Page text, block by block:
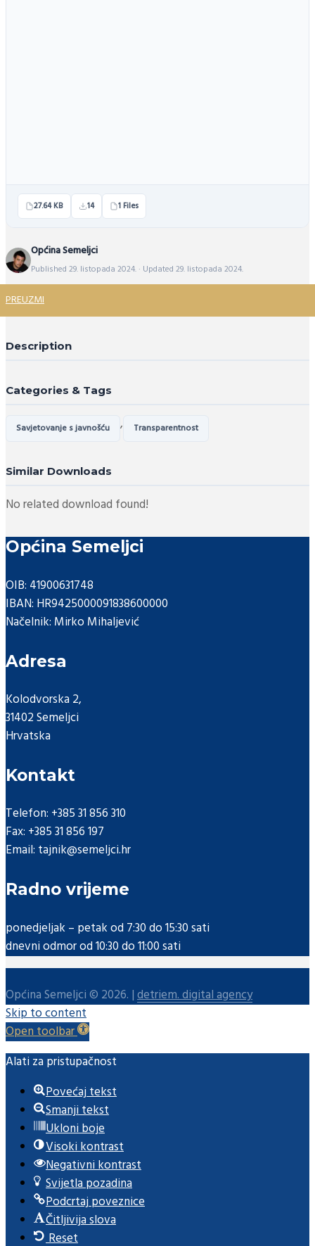
27.64 KB 14 1 Files
Općina Semeljci
Published 29. listopada 2024. · Updated 29. listopada 2024.
PREUZMI
Description
Categories & Tags
Savjetovanje s javnošću , Transparentnost
Similar Downloads
No related download found!
Općina Semeljci
OIB: 41900631748
IBAN: HR9425000091838600000
Načelnik: Mirko Mihaljević
Adresa
Kolodvorska 2,
31402 Semeljci
Hrvatska
Kontakt
Telefon: +385 31 856 310
Fax: +385 31 856 197
Email: tajnik@semeljci.hr
Radno vrijeme
ponedjeljak – petak od 7:30 do 15:30 sati
dnevni odmor od 10:30 do 11:00 sati
Općina Semeljci © 2026. |detriem. digital agency
Skip to content
Open toolbar
Alati za pristupačnost
Povećaj tekst
Smanji tekst
Ukloni boje
Visoki kontrast
Negativni kontrast
Svijetla pozadina
Podcrtaj poveznice
Čitljivija slova
Reset